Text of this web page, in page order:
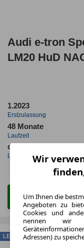
Audi e-tron
LM20 HuD
1.2023
Erstzulassung
48 Monate
Laufzeit
ca. 230 kW (312 PS)
Leistung
Zum Leasing
LEASING
Wir
Um Ihnen die
Angeboten zu
Cookies und
nennen wir
Adressen) zu